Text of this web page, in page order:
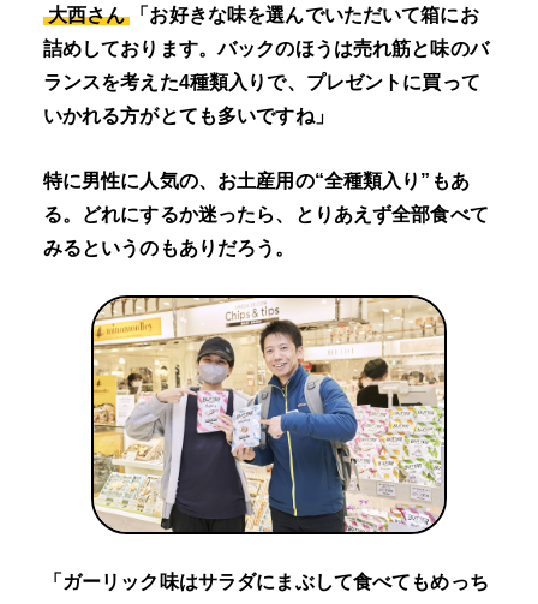
大西さん
「お好きな味を選んでいただいて箱にお
詰めしております。バックのほうは売れ筋と味のバ
ランスを考えた4種類入りで、プレゼントに買って
いかれる方がとても多いですね」
特に男性に人気の、お土産用の“全種類入り”もあ
る。どれにするか迷ったら、とりあえず全部食べて
みるというのもありだろう。
「ガーリック味はサラダにまぶして食べてもめっち